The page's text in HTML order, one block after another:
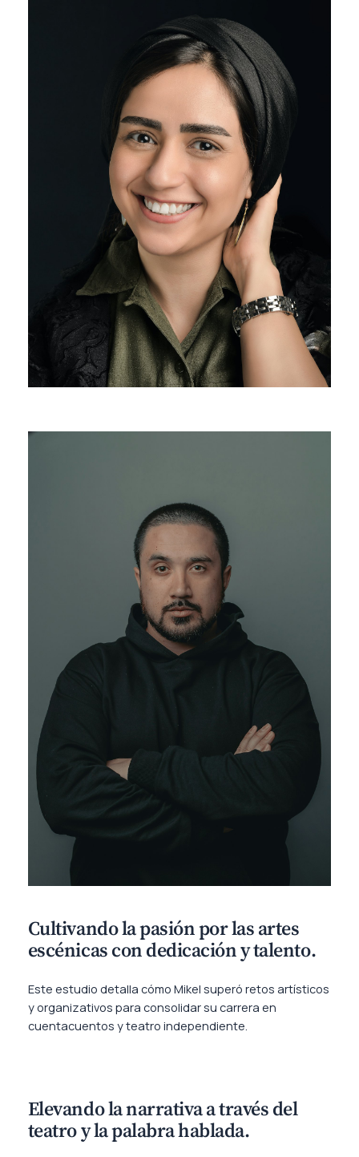
Cultivando la pasión por las artes
escénicas con dedicación y talento.
Este estudio detalla cómo Mikel superó retos artísticos
y organizativos para consolidar su carrera en
cuentacuentos y teatro independiente.
Elevando la narrativa a través del
teatro y la palabra hablada.